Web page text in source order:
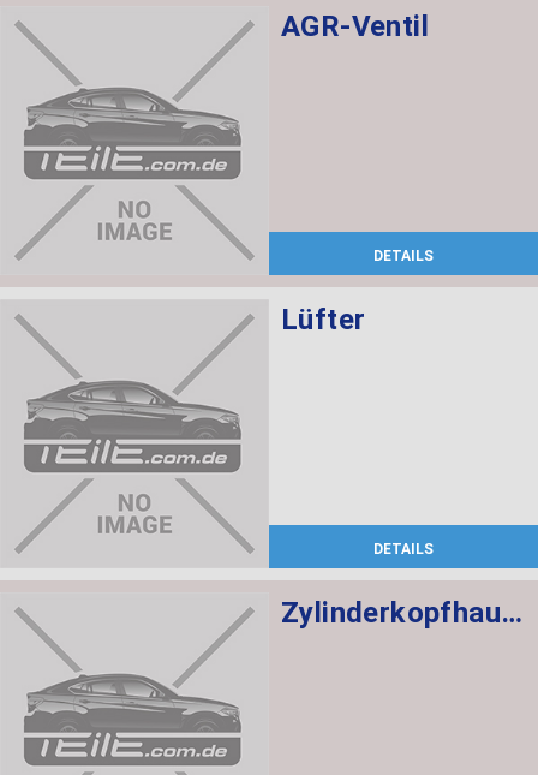
AGR-Ventil
DETAILS
Lüfter
DETAILS
Zylinderkopfhaube